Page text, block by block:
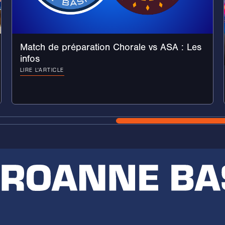
Match de préparation Chorale vs ASA : Les
infos
LIRE L'ARTICLE